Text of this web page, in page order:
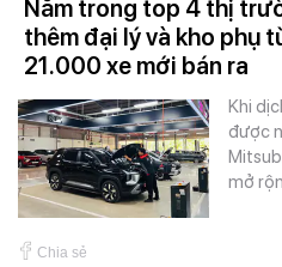
Nằm trong top 4 thị
thêm đại lý và kho phụ
21.000 xe mới bán ra
Khi
được
mở
Chia sẻ